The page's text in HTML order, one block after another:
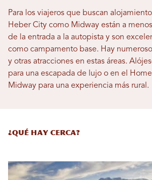
Para los viajeros que buscan
Heber City como Midway están a
de la entrada a la autopista y son
como campamento base. Hay
y otras atracciones en estas áreas.
para una escapada de lujo o en el
Midway para una experiencia más rural.
¿QUÉ HAY CERCA?